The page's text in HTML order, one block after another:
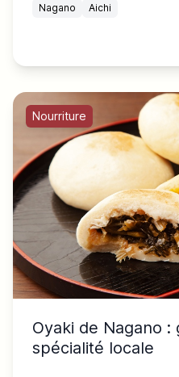
Nagano Aichi
Nourriture
Oyaki de Nagano
spécialité locale